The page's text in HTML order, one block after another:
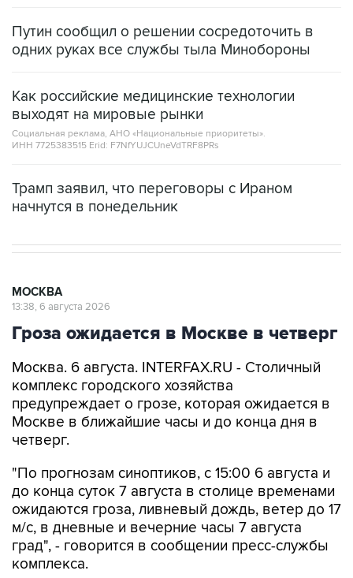
Путин сообщил о решении сосредоточить в
одних руках все службы тыла Минобороны
Как российские медицинские технологии
выходят на мировые рынки
Социальная реклама, АНО «Национальные приоритеты».
ИНН 7725383515 Erid: F7NfYUJCUneVdTRF8PRs
Трамп заявил, что переговоры с Ираном
начнутся в понедельник
МОСКВА
13:38, 6 августа 2026
Гроза ожидается в Москве в четверг
Москва. 6 августа. INTERFAX.RU - Столичный
комплекс городского хозяйства
предупреждает о грозе, которая ожидается в
Москве в ближайшие часы и до конца дня в
четверг.
"По прогнозам синоптиков, с 15:00 6 августа и
до конца суток 7 августа в столице временами
ожидаются гроза, ливневый дождь, ветер до 17
м/с, в дневные и вечерние часы 7 августа
град", - говорится в сообщении пресс-службы
комплекса.